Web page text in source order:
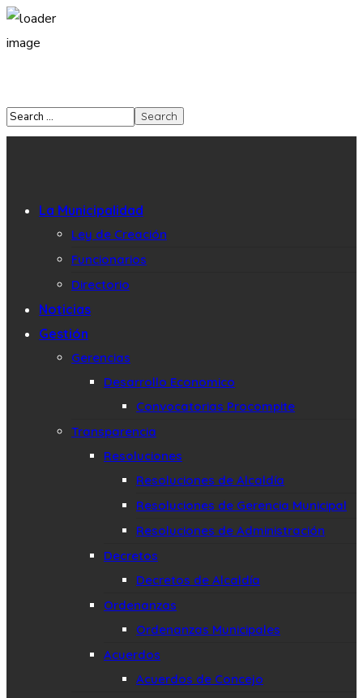
La Municipalidad
Ley de Creación
Funcionarios
Directorio
Noticias
Gestión
Gerencias
Desarrollo Economico
Convocatorias Procompite
Transparencia
Resoluciones
Resoluciones de Alcaldía
Resoluciones de Gerencia Municipal
Resoluciones de Administración
Decretos
Decretos de Alcaldía
Ordenanzas
Ordenanzas Municipales
Acuerdos
Acuerdos de Concejo